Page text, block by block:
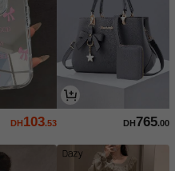
DH765.00
DH103.53